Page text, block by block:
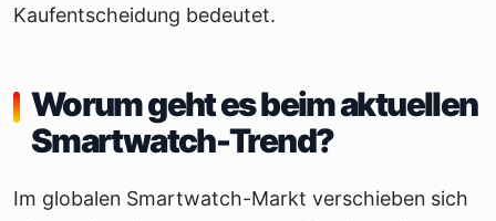
Kaufentscheidung bedeutet.
Worum geht es beim aktuellen
Smartwatch-Trend?
Im globalen Smartwatch-Markt verschieben sich